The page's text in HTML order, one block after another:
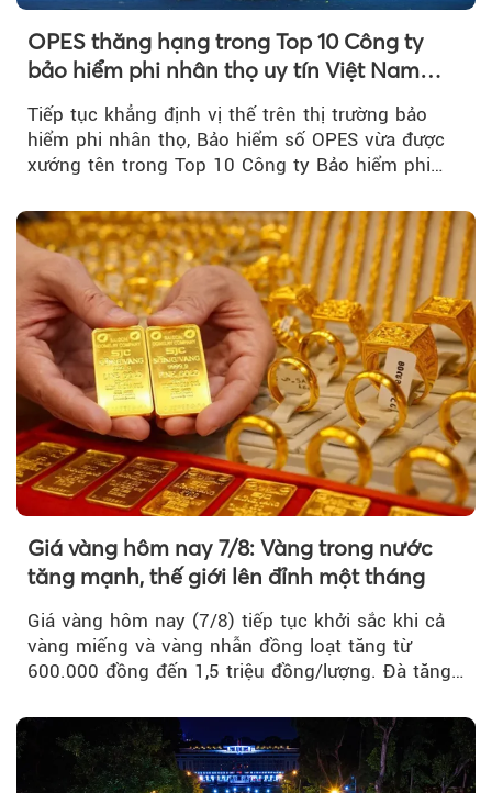
OPES thăng hạng trong Top 10 Công ty
bảo hiểm phi nhân thọ uy tín Việt Nam
Tiếp tục khẳng định vị thế trên thị trường bảo
hiểm phi nhân thọ, Bảo hiểm số OPES vừa được
xướng tên trong Top 10 Công ty Bảo hiểm phi
Giá vàng hôm nay 7/8: Vàng trong nước
tăng mạnh, thế giới lên đỉnh một tháng
Giá vàng hôm nay (7/8) tiếp tục khởi sắc khi cả
vàng miếng và vàng nhẫn đồng loạt tăng từ
600.000 đồng đến 1,5 triệu đồng/lượng. Đà tăng
vàng thế giới bứt phá lên mức cao nhất trong
một tháng.